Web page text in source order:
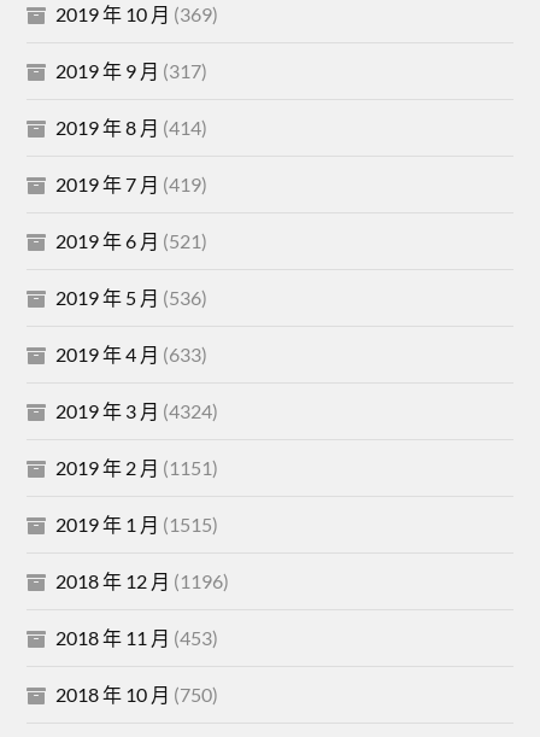
2019 年 10 月 (369)
2019 年 9 月 (317)
2019 年 8 月 (414)
2019 年 7 月 (419)
2019 年 6 月 (521)
2019 年 5 月 (536)
2019 年 4 月 (633)
2019 年 3 月 (4324)
2019 年 2 月 (1151)
2019 年 1 月 (1515)
2018 年 12 月 (1196)
2018 年 11 月 (453)
2018 年 10 月 (750)